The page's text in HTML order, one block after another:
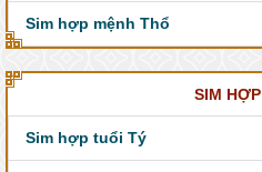
Sim hợp mệnh Thổ
SIM
Sim hợp tuổi Tý